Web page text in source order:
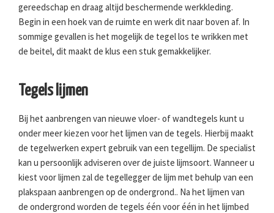
gereedschap en draag altijd beschermende werkkleding.
Begin in een hoek van de ruimte en werk dit naar boven af. In
sommige gevallen is het mogelijk de tegel los te wrikken met
de beitel, dit maakt de klus een stuk gemakkelijker.
Tegels lijmen
Bij het aanbrengen van nieuwe vloer- of wandtegels kunt u
onder meer kiezen voor het lijmen van de tegels. Hierbij maakt
de tegelwerken expert gebruik van een tegellijm. De specialist
kan u persoonlijk adviseren over de juiste lijmsoort. Wanneer u
kiest voor lijmen zal de tegellegger de lijm met behulp van een
plakspaan aanbrengen op de ondergrond.. Na het lijmen van
de ondergrond worden de tegels één voor één in het lijmbed